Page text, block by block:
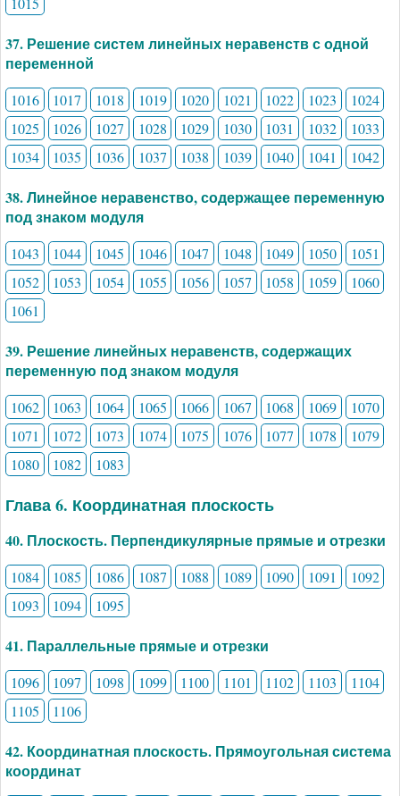
37. Решение систем линейных неравенств с одной
переменной
1016 1017 1018 1019 1020 1021 1022 1023
1024
1025
1026 1027 1028 1029 1030 1031 1032
1033
1034
1035 1036 1037 1038 1039 1040 1041 1042
38. Линейное неравенство, содержащее переменную
под знаком модуля
1043 1044 1045 1046 1047 1048 1049 1050
1051
1052
1053 1054 1055 1056 1057 1058 1059
1060
1061
39. Решение линейных неравенств, содержащих
переменную под знаком модуля
1062 1063 1064 1065 1066 1067 1068 1069
1070
1071
1072 1073 1074 1075 1076 1077 1078
1079
1080
1082 1083
Глава 6. Координатная плоскость
40. Плоскость. Перпендикулярные прямые и отрезки
1084 1085 1086 1087 1088 1089 1090 1091
1092
1093
1094 1095
41. Параллельные прямые и отрезки
1096 1097 1098 1099 1100 1101 1102 1103
1104
1105
1106
42. Координатная плоскость. Прямоугольная система
координат